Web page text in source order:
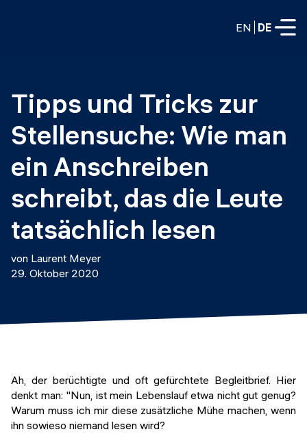
EN DE
VOLLZEITPROGRAMME
Data Science
Web-Entwicklung und KI
TEILZEITROGRAMME
Data Science
DevOps
DevOps zu LLMOps
KURZKURSE
Python Programmierung
KOSTENLOSE RESSOURCEN
Weiterbildung / Schulung
Consulting
Prototyping
Labs
Wer wir sind
Blog
Alumni Geschichten
Tipps und Tricks zur
Stellensuche: Wie man
ein Anschreiben
schreibt, das die Leute
tatsächlich lesen
von Laurent Meyer
29. Oktober 2020
Ah, der berüchtigte und oft gefürchtete Begleitbrief. Hier
denkt man: "Nun, ist mein Lebenslauf etwa nicht gut genug?
Warum muss ich mir diese zusätzliche Mühe machen, wenn
ihn sowieso niemand lesen wird?